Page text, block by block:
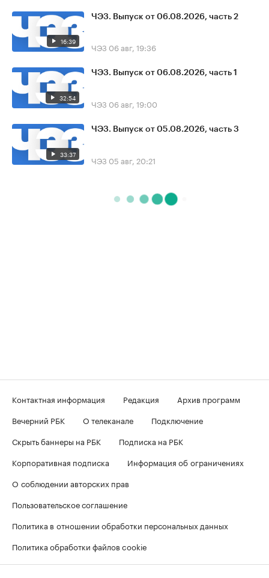
16:39
ЧЭЗ. Выпуск от 06.08.2026, часть 2
ЧЭЗ 06 авг, 19:36
32:54
ЧЭЗ. Выпуск от 06.08.2026, часть 1
ЧЭЗ 06 авг, 19:00
33:37
ЧЭЗ. Выпуск от 05.08.2026, часть 3
ЧЭЗ 05 авг, 20:21
Контактная информация Редакция
Архив программ
Вечерний РБК
О телеканале
Подключение
Скрыть баннеры на РБК
Подписка на РБК
Корпоративная подписка
Информация об ограничениях
О соблюдении авторских прав
Пользовательское соглашение
Политика в отношении обработки персональных данных
Политика обработки файлов cookie